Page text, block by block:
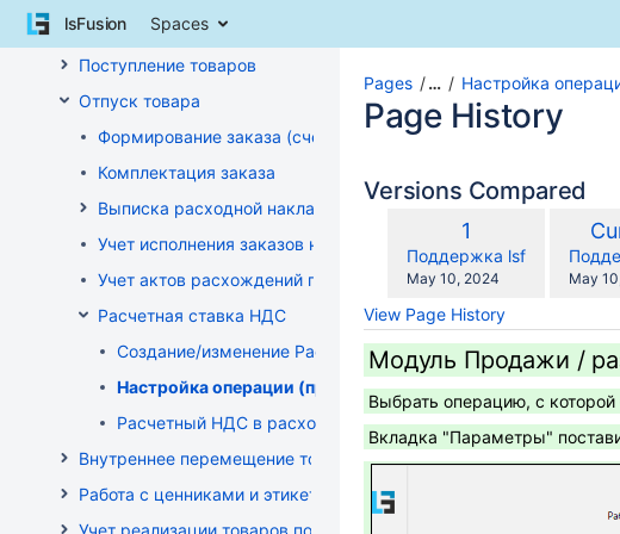
Skip
breadcrumbs
lsFusion Spaces
Работа с заказами на закупку
Поступление товаров
Отпуск товара
Формирование заказа (счета-фактуры)
Комплектация заказа
Выписка расходной накладной
Учет исполнения заказов на продажу
Учет актов расхождений при отгрузке товара
Расчетная ставка НДС
Создание/изменение Расчетной ставки НДС
Настройка операции (продажа)
Расчетный НДС в расходных документах
Внутреннее перемещение товаров
Работа с ценниками и этикетками
Учет реализации товаров по кассе
Pages … Настройка
Page History
Versions Compared
Old
Version
1
changes.mady.by.user
Поддержка lsf
Saved
May 10, 2024
compared
Saved
May
View Page History
Модуль Продажи /
Выбрать операцию, с
Вкладка "Параметры"